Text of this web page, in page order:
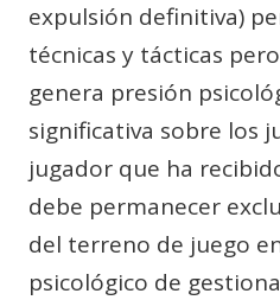
expulsión definitiva)
técnicas y tácticas
genera presión
significativa sobre los
jugador que ha
debe permanecer
del terreno de juego
psicológico de